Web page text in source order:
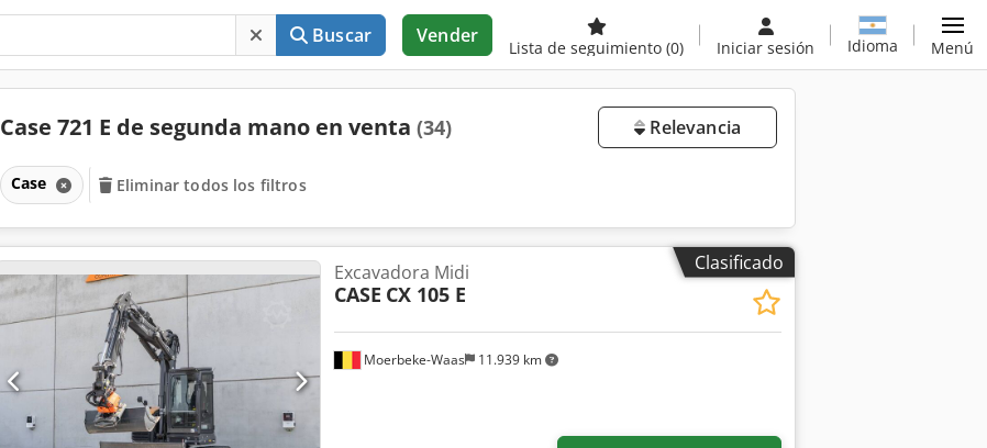
Buscar Vender
Lista de seguimiento (0) Iniciar sesión Idioma Menú
Case 721 E de segunda mano en venta (34) Relevancia
Case Eliminar todos los filtros
Clasificado
Moerbeke-Waas 11.939 km
Excavadora Midi
CASE CX 105 E